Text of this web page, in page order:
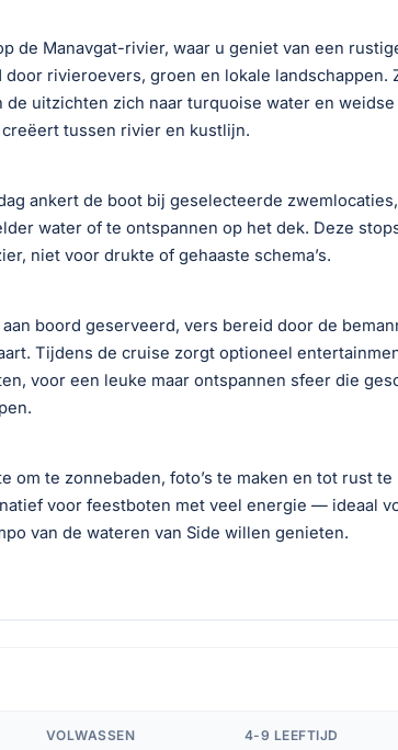
de Manavgat-rivier, waar u geniet van een
rivieroevers, groen en lokale landschappen.
de uitzichten zich naar turquoise water en
tussen rivier en kustlijn.
ankert de boot bij geselecteerde
water of te ontspannen op het dek. Deze
niet voor drukte of gehaaste schema’s.
boord geserveerd, vers bereid door de
Tijdens de cruise zorgt optioneel
voor een leuke maar ontspannen sfeer die
om te zonnebaden, foto’s te maken en tot rust
voor feestboten met veel energie — ideaal
van de wateren van Side willen genieten.
VOLWASSEN 4-9 LEEFTIJD